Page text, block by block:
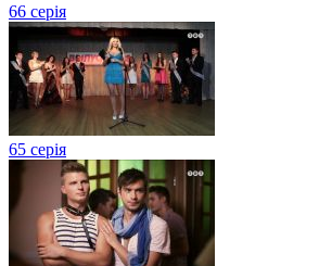
66 серія
65 серія